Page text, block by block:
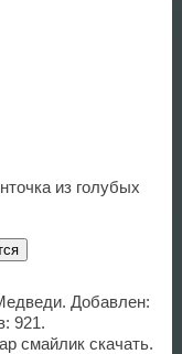
из голубых
Добавлен:
921.
смайлик скачать.